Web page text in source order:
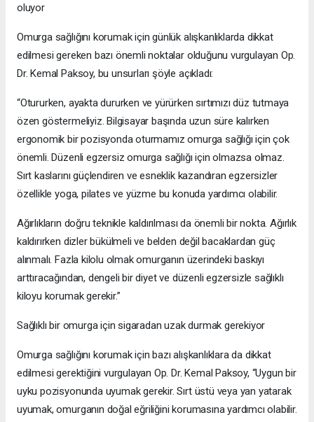
oluyor
Omurga sağlığını korumak için günlük alışkanlıklarda dikkat
edilmesi gereken bazı önemli noktalar olduğunu vurgulayan Op.
Dr. Kemal Paksoy, bu unsurları şöyle açıkladı:
“Otururken, ayakta dururken ve yürürken sırtımızı düz tutmaya
özen göstermeliyiz. Bilgisayar başında uzun süre kalırken
ergonomik bir pozisyonda oturmamız omurga sağlığı için çok
önemli. Düzenli egzersiz omurga sağlığı için olmazsa olmaz.
Sırt kaslarını güçlendiren ve esneklik kazandıran egzersizler
özellikle yoga, pilates ve yüzme bu konuda yardımcı olabilir.
Ağırlıkların doğru teknikle kaldırılması da önemli bir nokta. Ağırlık
kaldırırken dizler bükülmeli ve belden değil bacaklardan güç
alınmalı. Fazla kilolu olmak omurganın üzerindeki baskıyı
arttıracağından, dengeli bir diyet ve düzenli egzersizle sağlıklı
kiloyu korumak gerekir.”
Sağlıklı bir omurga için sigaradan uzak durmak gerekiyor
Omurga sağlığını korumak için bazı alışkanlıklara da dikkat
edilmesi gerektiğini vurgulayan Op. Dr. Kemal Paksoy, “Uygun bir
uyku pozisyonunda uyumak gerekir. Sırt üstü veya yan yatarak
uyumak, omurganın doğal eğriliğini korumasına yardımcı olabilir.